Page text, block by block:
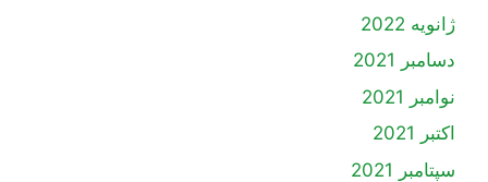
ژانویه 2022
دسامبر 2021
نوامبر 2021
اکتبر 2021
سپتامبر 2021